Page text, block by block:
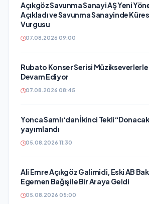
Açıkgöz Savunma Sanayi AŞ Yeni
Açıkladı ve Savunma Sanayinde
Vurgusu
07.08.2026 09:00
Rubato Konser Serisi
Devam Ediyor
07.08.2026 08:45
Yonca Samlı ‘dan İkinci Tekli
yayımlandı
05.08.2026 11:30
Ali Emre Açıkgöz Galimidi, Eski AB
Egemen Bağış ile Bir Araya Geldi
05.08.2026 05:00